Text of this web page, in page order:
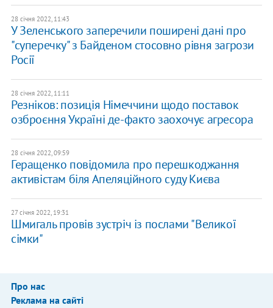
28 січня 2022, 11:43
У Зеленського заперечили поширені дані про
"суперечку" з Байденом стосовно рівня загрози
Росії
28 січня 2022, 11:11
Резніков: позиція Німеччини щодо поставок
озброєння Україні де-факто заохочує агресора
28 січня 2022, 09:59
Геращенко повідомила про перешкоджання
активістам біля Апеляційного суду Києва
27 січня 2022, 19:31
Шмигаль провів зустріч із послами "Великої
сімки"
Про нас
Реклама на сайті